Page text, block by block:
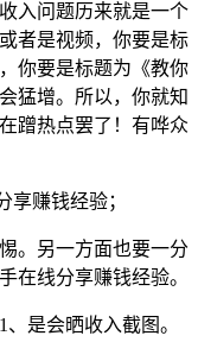
入问题历来就是一个
者是视频，你要是标
你要是标题为《教你
猛增。所以，你就知
蹭热点罢了！有哗众
享赚钱经验；
。另一方面也要一分
在线分享赚钱经验。
是会晒收入截图。